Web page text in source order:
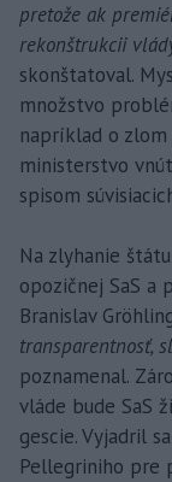
pretože ak
rekonštrukcii
skonštatoval.
množstvo
napríklad o
ministerstvo
spisom
Na zlyhanie
opozičnej SaS a
Branislav
transparentnosť,
poznamenal.
vláde bude SaS
gescie. Vyjadril
Pellegriniho pre